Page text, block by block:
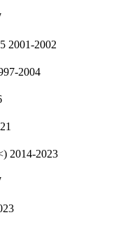
2001-2002
2004
2014-2023